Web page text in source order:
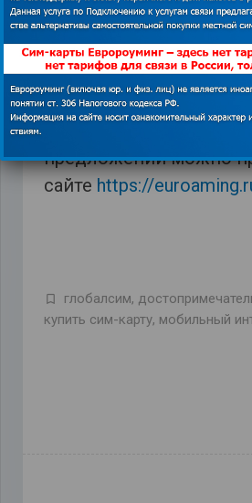
(действует и в Китае и в
Гонконге 39 центов за
Каккупить сим-карту
и подробнее о
предложении можно
сайте https://
глобалсим,
купить сим-карту, мобильный